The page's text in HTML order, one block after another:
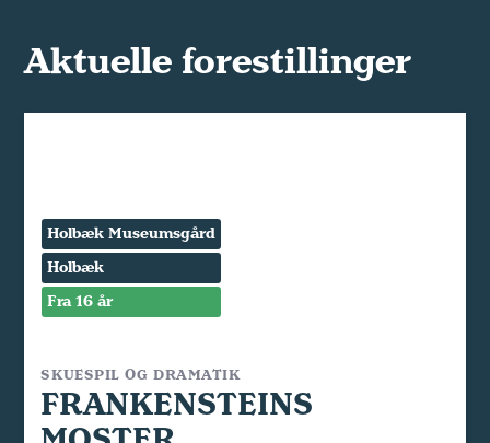
Aktuelle forestillinger
Holbæk Museumsgård
Holbæk
Fra 16 år
SKUESPIL OG DRAMATIK
FRANKENSTEINS